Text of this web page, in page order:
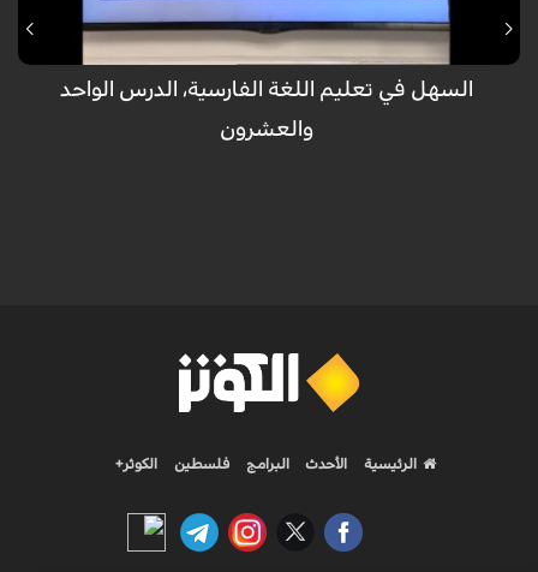
السهل في تعليم اللغة الفارسية، الدرس الواحد
والعشرون
الرئيسية الأحدث البرامج فلسطين الكوثر+